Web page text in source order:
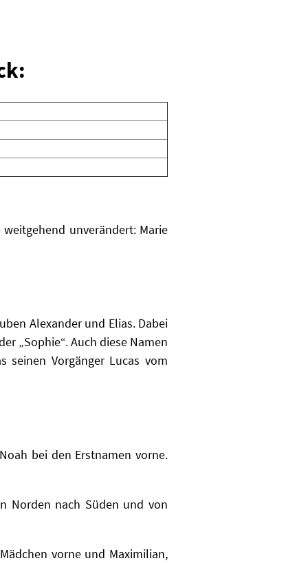
unverändert: Marie
Alexander und Elias. Dabei
„Sophie“. Auch diese Namen
Vorgänger Lucas vom
bei den Erstnamen vorne.
Norden nach Süden und von
vorne und Maximilian,